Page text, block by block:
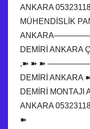
ANKARA
MÜHENDİSLİK
DEMİRİ ANKARA
,➽ ➽ ➽
DEMİRİ ANKARA
DEMİRİ MONTAJI
ANKARA
➽